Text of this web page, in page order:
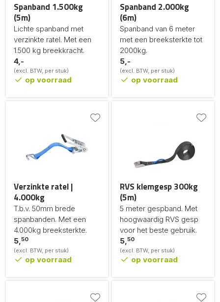
Spanband 1.500kg
(5m)
Lichte spanband met
verzinkte ratel. Met een
1.500 kg breekkracht.
4,-
(excl. BTW, per stuk)
op voorraad
Spanband 2.000kg
(6m)
Spanband van 6 meter
met een breeksterkte tot
2000kg.
5,-
(excl. BTW, per stuk)
op voorraad
Verzinkte ratel |
4.000kg
T.b.v. 50mm brede
spanbanden. Met een
4.000kg breeksterkte.
5,50
(excl. BTW, per stuk)
op voorraad
RVS klemgesp 300kg
(5m)
5 meter gespband. Met
hoogwaardig RVS gesp
voor het beste gebruik.
5,50
(excl. BTW, per stuk)
op voorraad